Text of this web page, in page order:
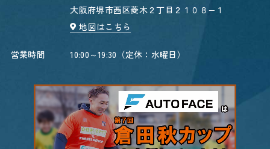
大阪府堺市西区菱木２丁目２１０８−１
地図はこちら
営業時間 10:00～19:30（定休：水曜日）